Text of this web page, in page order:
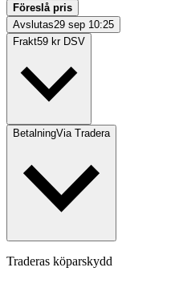
Föreslå pris
Avslutas29 sep 10:25
Frakt59 kr DSV
BetalningVia Tradera
Traderas köparskydd